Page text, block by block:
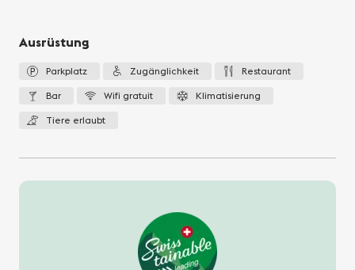
Ausrüstung
Parkplatz Zugänglichkeit Restaurant
Bar Wifi gratuit Klimatisierung
Tiere erlaubt